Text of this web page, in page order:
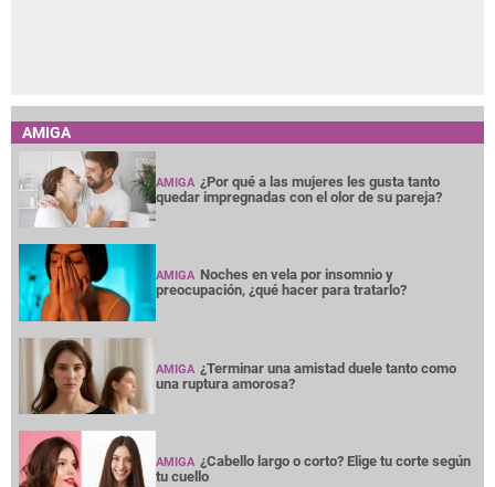
AMIGA
AMIGA ¿Por qué a las mujeres les gusta tanto
quedar impregnadas con el olor de su pareja?
AMIGA Noches en vela por insomnio y
preocupación, ¿qué hacer para tratarlo?
AMIGA ¿Terminar una amistad duele tanto como
una ruptura amorosa?
AMIGA ¿Cabello largo o corto? Elige tu corte según
tu cuello